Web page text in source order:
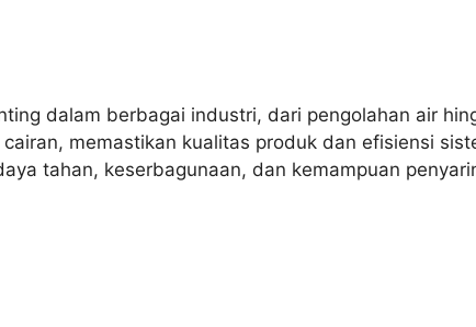
dalam berbagai industri, dari pengolahan air
memastikan kualitas produk dan efisiensi
tahan, keserbagunaan, dan kemampuan